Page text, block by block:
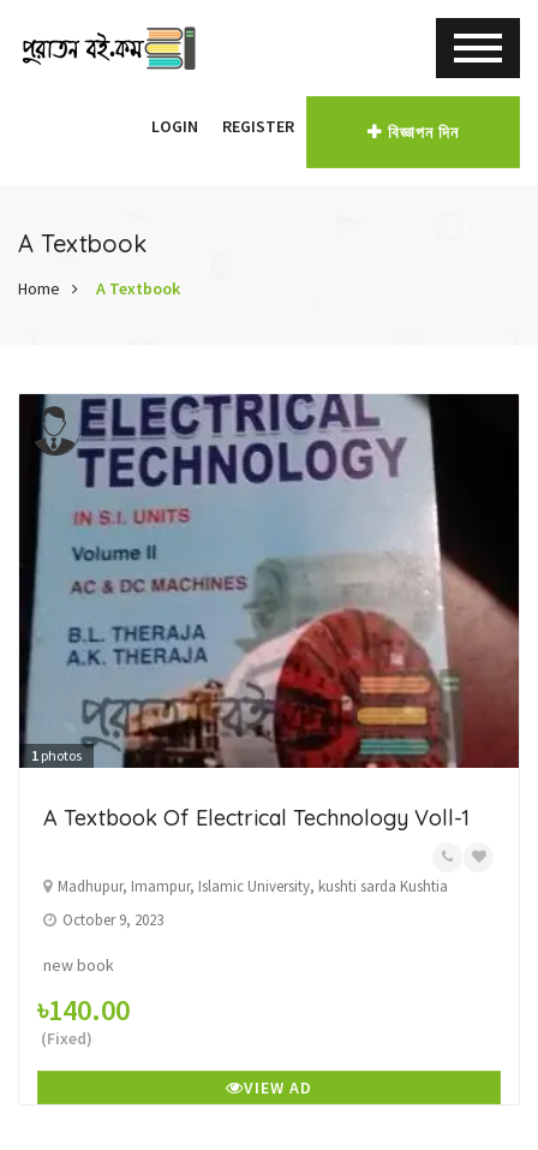
LOGIN REGISTER বিজ্ঞাপন দিন
A Textbook
Home A Textbook
1 photos
A Textbook Of Electrical Technology Voll-1
Madhupur, Imampur, Islamic University, kushti sarda Kushtia
October 9, 2023
new book
৳140.00
(Fixed)
VIEW AD